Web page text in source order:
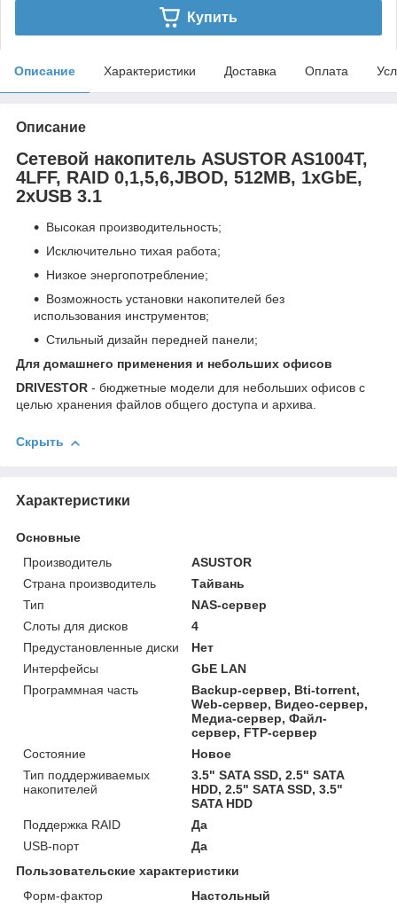
Купить
Описание Характеристики Доставка Оплата
Описание
Сетевой накопитель ASUSTOR AS1004T,
4LFF, RAID 0,1,5,6,JBOD, 512MB, 1xGbE,
2xUSB 3.1
Высокая производительность;
Исключительно тихая работа;
Низкое энергопотребление;
Возможность установки накопителей без
использования инструментов;
Стильный дизайн передней панели;
Для домашнего применения и небольших офисов
DRIVESTOR - бюджетные модели для небольших офисов с
целью хранения файлов общего доступа и архива.
Скрыть
Характеристики
Основные
Производитель
ASUSTOR
Страна производитель
Тайвань
Тип
NAS-сервер
Слоты для дисков
4
Предустановленные диски
Нет
Интерфейсы
GbE LAN
Программная часть
Backup-сервер, Bti-torrent,
Web-сервер, Видео-сервер,
Медиа-сервер, Файл-
сервер, FTP-сервер
Состояние
Новое
Тип поддерживаемых
накопителей
3.5" SATA SSD, 2.5" SATA
HDD, 2.5" SATA SSD, 3.5"
SATA HDD
Поддержка RAID
Да
USB-порт
Да
Пользовательские характеристики
Форм-фактор
Настольный